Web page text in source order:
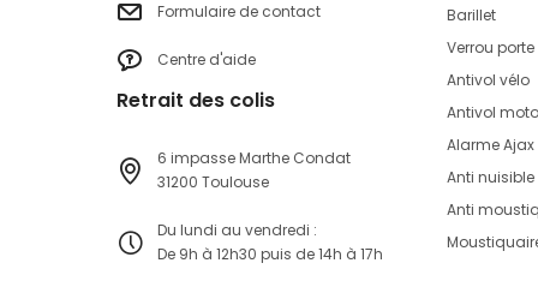
Formulaire de contact
Centre d'aide
Retrait des colis
6 impasse Marthe Condat
31200 Toulouse
Du lundi au vendredi :
De 9h à 12h30 puis de 14h à 17h
Barillet
Verrou porte
Antivol vélo
Antivol moto
Alarme Ajax
Anti nuisible
Anti